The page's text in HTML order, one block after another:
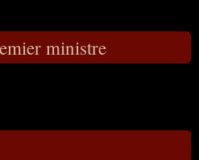
ministre